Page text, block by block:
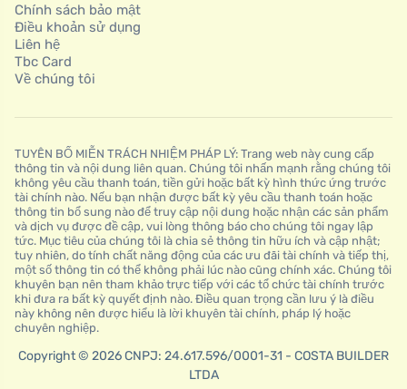
Chính sách bảo mật
Điều khoản sử dụng
Liên hệ
Tbc Card
Về chúng tôi
TUYÊN BỐ MIỄN TRÁCH NHIỆM PHÁP LÝ: Trang web này cung cấp
thông tin và nội dung liên quan. Chúng tôi nhấn mạnh rằng chúng tôi
không yêu cầu thanh toán, tiền gửi hoặc bất kỳ hình thức ứng trước
tài chính nào. Nếu bạn nhận được bất kỳ yêu cầu thanh toán hoặc
thông tin bổ sung nào để truy cập nội dung hoặc nhận các sản phẩm
và dịch vụ được đề cập, vui lòng thông báo cho chúng tôi ngay lập
tức. Mục tiêu của chúng tôi là chia sẻ thông tin hữu ích và cập nhật;
tuy nhiên, do tính chất năng động của các ưu đãi tài chính và tiếp thị,
một số thông tin có thể không phải lúc nào cũng chính xác. Chúng tôi
khuyên bạn nên tham khảo trực tiếp với các tổ chức tài chính trước
khi đưa ra bất kỳ quyết định nào. Điều quan trọng cần lưu ý là điều
này không nên được hiểu là lời khuyên tài chính, pháp lý hoặc
chuyên nghiệp.
Copyright © 2026 CNPJ: 24.617.596/0001-31 - COSTA BUILDER
LTDA